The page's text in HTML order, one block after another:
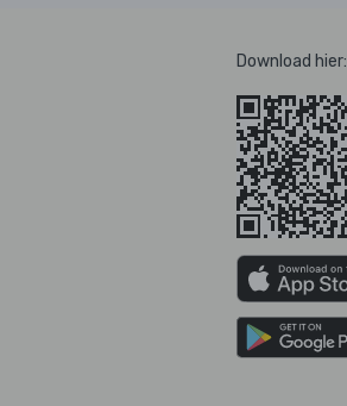
Download hier: